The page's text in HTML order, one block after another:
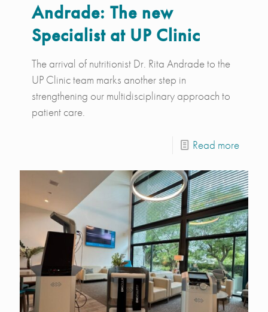
Andrade: The new
Specialist at UP Clinic
The arrival of nutritionist Dr. Rita Andrade to the
UP Clinic team marks another step in
strengthening our multidisciplinary approach to
patient care.
Read more